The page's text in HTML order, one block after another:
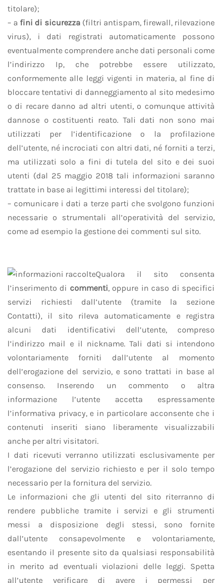
titolare);
– afini di sicurezza(filtri antispam, firewall, rilevazione
virus), i dati registrati automaticamente possono
eventualmente comprendere anche dati personali come
l’indirizzo Ip, che potrebbe essere utilizzato,
conformemente alle leggi vigenti in materia, al fine di
bloccare tentativi di danneggiamento al sito medesimo
o di recare danno ad altri utenti, o comunque attività
dannose o costituenti reato. Tali dati non sono mai
utilizzati per l’identificazione o la profilazione
dell’utente, né incrociati con altri dati, né forniti a terzi,
ma utilizzati solo a fini di tutela del sito e dei suoi
utenti (dal 25 maggio 2018 tali informazioni saranno
trattate in base ai legittimi interessi del titolare);
– comunicare i dati a terze parti che svolgono funzioni
necessarie o strumentali all’operatività del servizio,
come ad esempio la gestione dei commenti sul sito.
Qualora il sito consenta
l’inserimento di commenti, oppure in caso di specifici
servizi richiesti dall’utente (tramite la sezione
Contatti), il sito rileva automaticamente e registra
alcuni dati identificativi dell’utente, compreso
l’indirizzo mail e il nickname. Tali dati si intendono
volontariamente forniti dall’utente al momento
dell’erogazione del servizio, e sono trattati in base al
consenso. Inserendo un commento o altra
informazione l’utente accetta espressamente
l’informativa privacy, e in particolare acconsente che i
contenuti inseriti siano liberamente visualizzabili
anche per altri visitatori.
I dati ricevuti verranno utilizzati esclusivamente per
l’erogazione del servizio richiesto e per il solo tempo
necessario per la fornitura del servizio.
Le informazioni che gli utenti del sito riterranno di
rendere pubbliche tramite i servizi e gli strumenti
messi a disposizione degli stessi, sono fornite
dall’utente consapevolmente e volontariamente,
esentando il presente sito da qualsiasi responsabilità
in merito ad eventuali violazioni delle leggi. Spetta
all’utente verificare di avere i permessi per